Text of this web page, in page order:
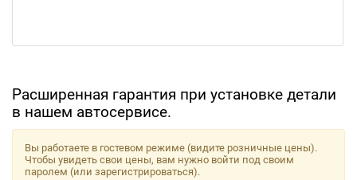
Расширенная гарантия при установке детали
в нашем автосервисе.
Вы работаете в гостевом режиме (видите розничные цены).
Чтобы увидеть свои цены, вам нужно войти под своим
паролем (или зарегистрироваться).